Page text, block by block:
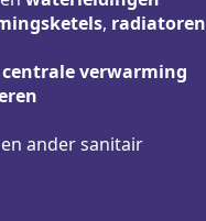
, radiatoren
centrale verwarming
ander sanitair